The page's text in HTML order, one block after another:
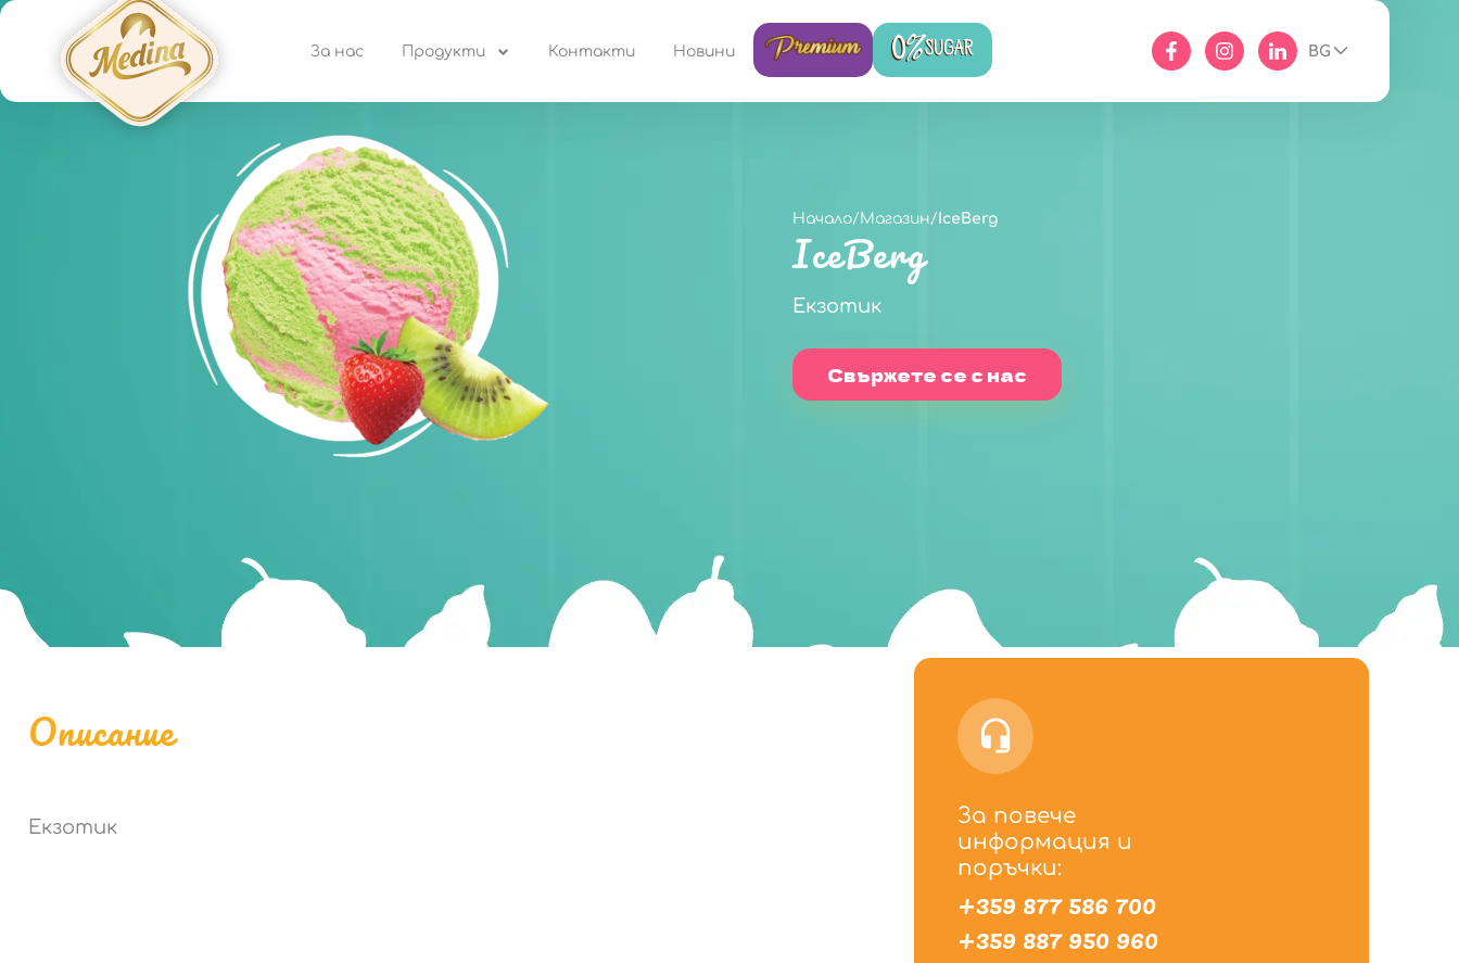
За нас Продукти Контакти Новини BG
Начало/ Магазин/ IceBerg
IceBerg
Екзотик
Свържете се с нас
Описание
Екзотик
За повече
информация и
поръчки:
+359 877 586 700
+359 887 950 960